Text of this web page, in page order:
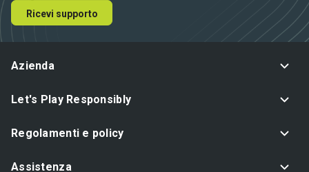
Ricevi supporto
Azienda
Let's Play Responsibly
Regolamenti e policy
Assistenza